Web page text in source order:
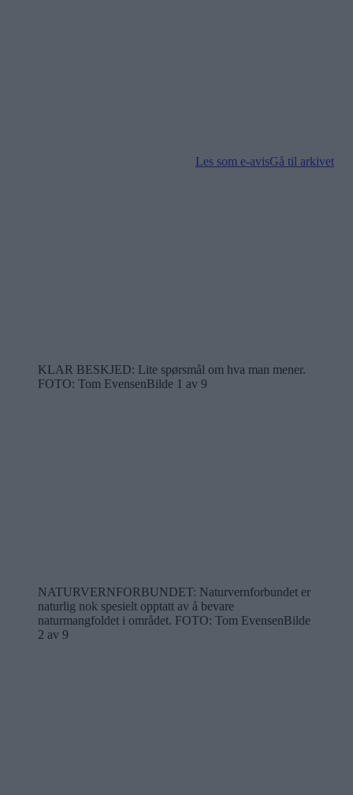
Les som e-avisGå til arkivet
KLAR BESKJED: Lite spørsmål om hva man mener.
FOTO: Tom EvensenBilde 1 av 9
NATURVERNFORBUNDET: Naturvernforbundet er
naturlig nok spesielt opptatt av å bevare
naturmangfoldet i området. FOTO: Tom EvensenBilde
2 av 9